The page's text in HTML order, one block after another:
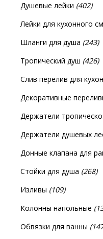
Душевые лейки (402)
Лейки для кухонного
Шланги для душа (243)
Тропический душ (426)
Слив перелив для
Декоративные
Держатели
Держатели душевых
Донные клапана для
Стойки для душа (268)
Изливы (109)
Колонны напольные
Обвязки для ванны